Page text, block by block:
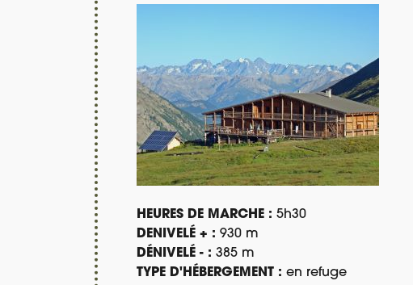
HEURES DE MARCHE : 5h30
DENIVELÉ + : 930 m
DÉNIVELÉ - : 385 m
TYPE D'HÉBERGEMENT : en refuge